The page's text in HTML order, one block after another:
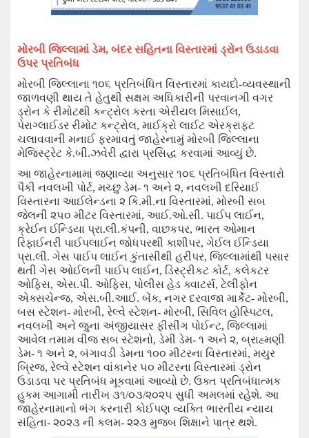
મોરબી જિલ્લામાં ડેમ, બંદર સહિતના વિસ્તારમાં ડ્રોન ઉડાડવા
ઉપર પ્રતિબંધ
મોરબી જિલ્લાના ૧૦૬ પ્રતિબંધિત વિસ્તારમાં કાયદો-વ્યવસ્થાની
જાળવણી થાય તે હેતુથી સક્ષમ અધિકારીની પરવાનગી વગર
ડ્રોન કે રીમોટથી કન્ટ્રોલ કરતા એરીયલ મિસાઈલ,
પેરાગ્લાઈડર રીમોટ કન્ટ્રોલ, માઈક્રો લાઈટ એરક્રાફટ
ચલાવવાની મનાઈ ફરમાવતું જાહેરનામું મોરબી જિલ્લાના
મેજિસ્ટ્રેટ કે.બી.ઝવેરી દ્વારા પ્રસિદ્ધ કરવામાં આવ્યું છે.
આ જાહેરનામામાં જણાવ્યા અનુસાર ૧૦૬ પ્રતિબંધિત વિસ્તારો
પૈકી નવલખી પોર્ટ, મચ્છુ ડેમ- ૧ અને ૨, નવલખી દરિયાઈ
વિસ્તારના આઈલેન્ડના ૨ કિ.મી.ના વિસ્તારમાં, મોરબી સબ
જેલની ૨૫૦ મીટર વિસ્તારમાં, આઈ.ઓ.સી. પાઈપ લાઈન,
ક્રેઈન ઈન્ડિયા પ્રા.લી.કંપની, વાછકપર, ભારત ઓમાન
રિફાઈનરી પાઈપલાઈન જોધપરથી કાશીપર, ગેઈલ ઈન્ડિયા
પ્રા.લી. ગેસ પાઈપ લાઈન કુંતાસીથી હરીપર, જિલ્લામાંથી પસાર
થતી ગેસ ઓઈલની પાઈપ લાઈન, ડિસ્ટ્રીકટ કોર્ટ, કલેકટર
ઓફિસ, એસ.પી. ઓફિસ, પોલીસ હેડ ક્વાટર્સ, ટેલીફોન
એક્સચેન્જ, એસ.બી.આઈ. બેંક, નગર દરવાજા માર્કેટ- મોરબી,
બસ સ્ટેશન- મોરબી, રેલ્વે સ્ટેશન- મોરબી, સિવિલ હોસ્પિટલ,
નવલખી અને જુના અંજીયાસર ફીસીંગ પોઈન્ટ, જિલ્લામાં
આવેલ તમામ વીજ સબ સ્ટેશનો, ડેમી ડેમ- ૧ અને ૨, બ્રાહ્મણી
ડેમ- ૧ અને ૨, બંગાવડી ડેમના ૧૦૦ મીટરના વિસ્તારમાં, મયુર
બ્રિજ, રેલ્વે સ્ટેશન વાંકાનેર ૫૦ મીટરના વિસ્તારમાં ડ્રોન
ઉડાડવા પર પ્રતિબંધ મૂકવામાં આવ્યો છે. ઉક્ત પ્રતિબંધાત્મક
હુકમ આગામી તારીખ ૩૧/૦૩/૨૦૨૫ સુધી અમલમાં રહેશે. આ
જાહેરનામાનો ભંગ કરનારી કોઈપણ વ્યક્તિ ભારતીય ન્યાય
સંહિતા- ૨૦૨૩ ની કલમ- ૨૨૩ મુજબ શિક્ષાને પાત્ર થશે.